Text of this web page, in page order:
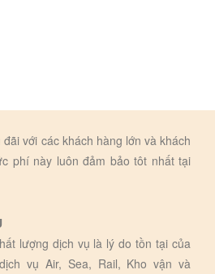
với các khách hàng lớn và khách
phí này luôn đảm bảo tôt nhất tại
lượng dịch vụ là lý do tồn tại của
vụ Air, Sea, Rail, Kho vận và